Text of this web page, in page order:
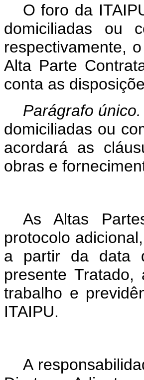
O foro da
domiciliadas ou
respectivamente,
Alta Parte
conta as
Parágrafo único.
domiciliadas ou
acordará as
obras e
As Altas
protocolo
a partir da data
presente
trabalho e
ITAIPU.
A